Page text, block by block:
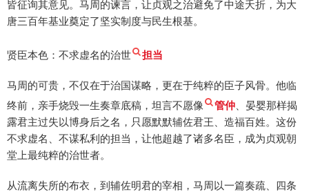
皆征询其意见。马周的谏言，让贞观之治避免了中途夭折，为大
唐三百年基业奠定了坚实制度与民生根基。
贤臣本色：不求虚名的治世 担当
马周的可贵，不仅在于治国谋略，更在于纯粹的臣子风骨。他临
终前，亲手烧毁一生奏章底稿，坦言不愿像
管仲 、晏婴那样揭
露君主过失以博身后之名，只愿默默辅佐君王、造福百姓。这份
不求虚名、不谋私利的担当，让他超越了诸多名臣，成为贞观朝
堂上最纯粹的治世者。
从流离失所的布衣，到辅佐明君的宰相，马周以一篇奏疏、四条